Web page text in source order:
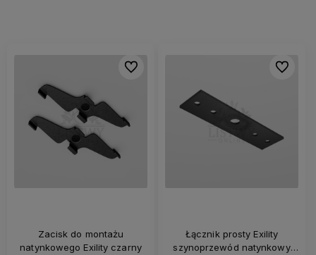
Zacisk do montażu
natynkowego Exility czarny
Do ulubionych
Łącznik prosty Exility
szynoprzewód natynkowy
Do